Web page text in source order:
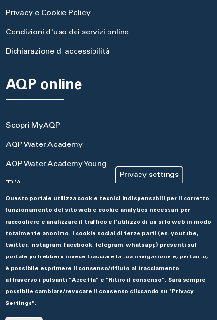
Privacy e Cookie Policy
Condizioni d'uso dei servizi online
Dichiarazione di accessibilità
AQP online
Scopri MyAQP
AQP Water Academy
AQP Water Academy Young
TVA
Portale Acquisti
Aseco
© 2019 ACQUEDOTTO PUGLIESE.
Privacy settings
Questo portale utilizza cookie tecnici indispensabili per il corretto
funzionamento del sito web e cookie analytics necessari per
raccogliere e analizzare il traffico e l’utilizzo di un sito web in modo
totalmente anonimo. I cookie social di terze parti (es. youtube,
twitter, instagram, facebook, telegram, whatsapp) presenti sul
portale potrebbero invece tracciare la tua navigazione e, pertanto,
è possibile esprimere il consenso/rifiuto al tracciamento
attraverso i pulsanti "Accetta" e "Ritiro il consenso". Sarà sempre
possibile cambiare/revocare il consenso cliccando su "Privacy
Settings".